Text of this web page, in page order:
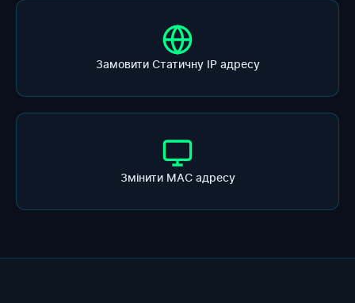
Замовити Статичну ІР адресу
Змінити МАС адресу